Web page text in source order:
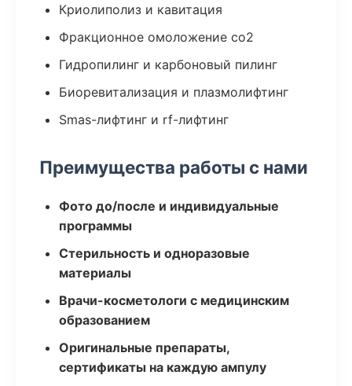
Криолиполиз и кавитация
Фракционное омоложение co2
Гидропилинг и карбоновый пилинг
Биоревитализация и плазмолифтинг
Smas-лифтинг и rf-лифтинг
Преимущества работы с нами
Фото до/после и индивидуальные
программы
Стерильность и одноразовые
материалы
Врачи-косметологи с медицинским
образованием
Оригинальные препараты,
сертификаты на каждую ампулу